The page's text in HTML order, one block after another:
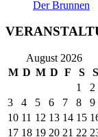
Der Brunnen
August 2026
M D M D F S S
1
2
3
4 5 6 7 8
9
10 11 12 13 14 15
17 18 19 20 21 22